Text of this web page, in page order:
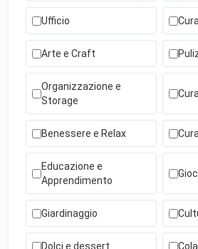
Ufficio
Arte e Craft
Organizzazione e
Storage
Benessere e Relax
Educazione e
Apprendimento
Giardinaggio
Dolci e dessert